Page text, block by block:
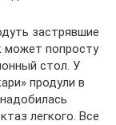
застрявшие
может попросту
стол. У
продули в
легкого. Все